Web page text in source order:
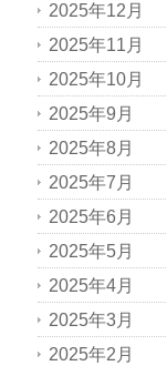
2025年12月
2025年11月
2025年10月
2025年9月
2025年8月
2025年7月
2025年6月
2025年5月
2025年4月
2025年3月
2025年2月